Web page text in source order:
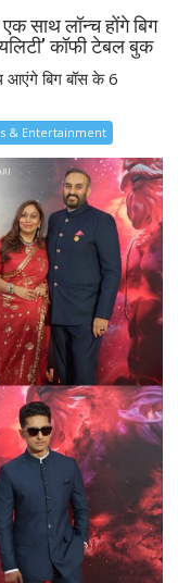
साथ लॉन्च होंगे बिग
कॉफी टेबल बुक
आएंगे बिग बॉस के 6
& Entertainment